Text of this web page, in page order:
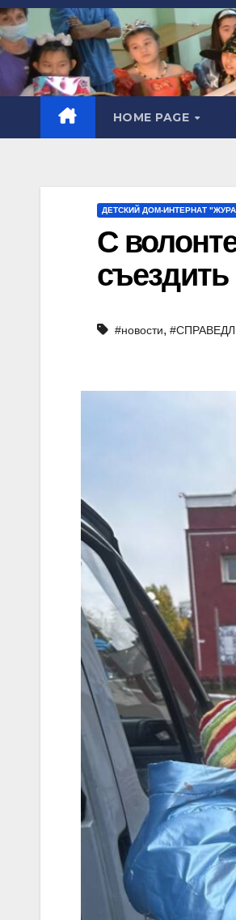
HOME PAGE
ДЕТСКИЙ ДОМ-ИНТЕРНАТ
С
#новости,